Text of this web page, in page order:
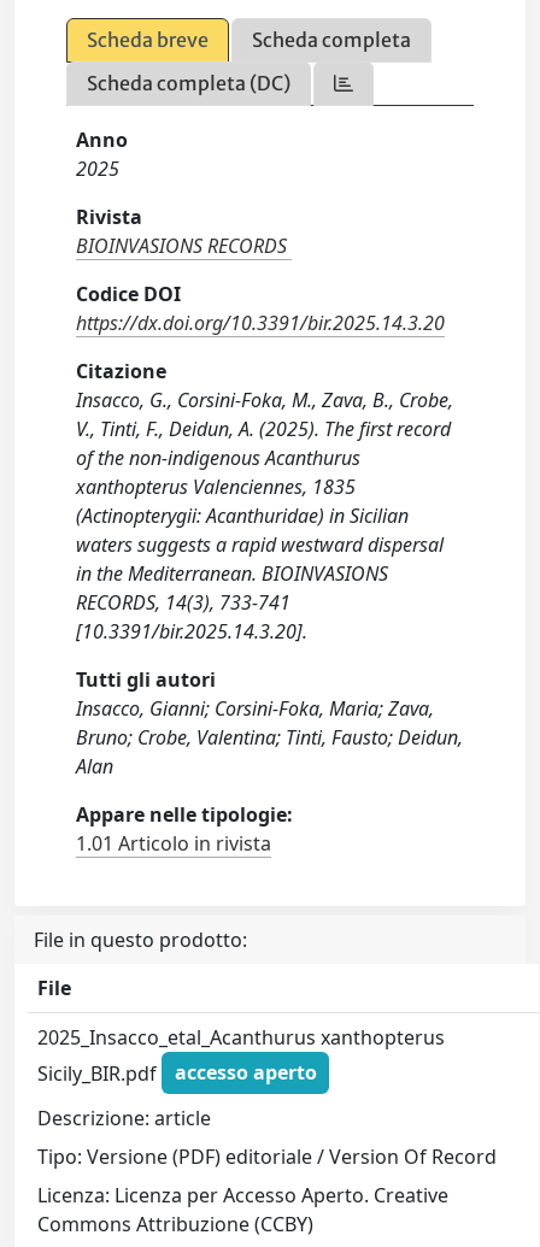
Scheda breve
Scheda completa
Scheda completa (DC)
Anno
2025
Rivista
BIOINVASIONS RECORDS
Codice DOI
https://dx.doi.org/10.3391/bir.2025.14.3.20
Citazione
Insacco, G., Corsini-Foka, M., Zava, B., Crobe,
V., Tinti, F., Deidun, A. (2025). The first record
of the non-indigenous Acanthurus
xanthopterus Valenciennes, 1835
(Actinopterygii: Acanthuridae) in Sicilian
waters suggests a rapid westward dispersal
in the Mediterranean. BIOINVASIONS
RECORDS, 14(3), 733-741
[10.3391/bir.2025.14.3.20].
Tutti gli autori
Insacco, Gianni; Corsini-Foka, Maria; Zava,
Bruno; Crobe, Valentina; Tinti, Fausto; Deidun,
Alan
Appare nelle tipologie:
1.01 Articolo in rivista
File in questo prodotto:
File
2025_Insacco_etal_Acanthurus xanthopterus
Sicily_BIR.pdf
accesso aperto
Descrizione: article
Tipo: Versione (PDF) editoriale / Version Of Record
Licenza: Licenza per Accesso Aperto. Creative
Commons Attribuzione (CCBY)